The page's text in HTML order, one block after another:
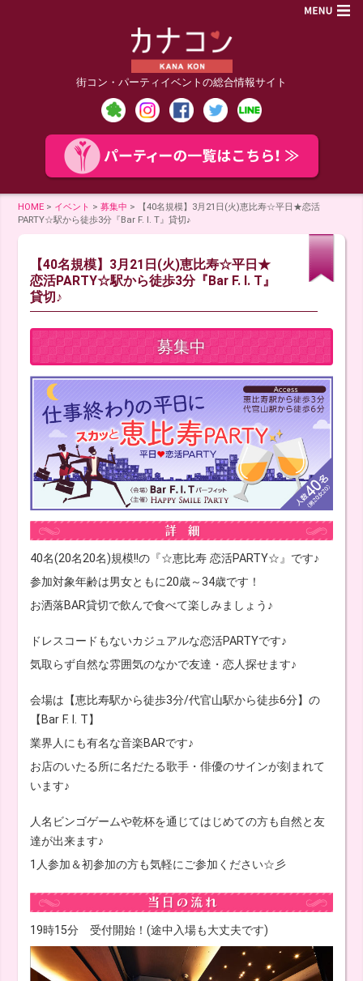
街コン・パーティイベントの総合情報サイト
HOME > イベント >募集中 >
【40名規模】3月21日(火)恵比寿☆平日★恋活
PARTY☆駅から徒歩3分『Bar F. I. T』貸切♪
【40名規模】3月21日(火)恵比寿☆平日★
恋活PARTY☆駅から徒歩3分『Bar F. I. T』
貸切♪
募集中
40名(20名20名)規模!!の『☆恵比寿 恋活PARTY☆』です♪
参加対象年齢は男女ともに20歳～34歳です！
お洒落BAR貸切で飲んで食べて楽しみましょう♪
ドレスコードもないカジュアルな恋活PARTYです♪
気取らず自然な雰囲気のなかで友達・恋人探せます♪
会場は【恵比寿駅から徒歩3分/代官山駅から徒歩6分】の
【Bar F. I. T】
業界人にも有名な音楽BARです♪
お店のいたる所に名だたる歌手・俳優のサインが刻まれて
います♪
人名ビンゴゲームや乾杯を通じてはじめての方も自然と友
達が出来ます♪
1人参加＆初参加の方も気軽にご参加ください☆彡
19時15分 受付開始！(途中入場も大丈夫です)